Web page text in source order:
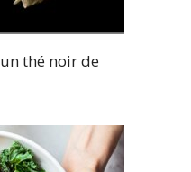
thé noir de